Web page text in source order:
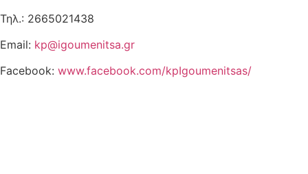
Τηλ.: 2665021438
Email: kp@igoumenitsa.gr
Facebook: www.facebook.com/kpIgoumenitsas/